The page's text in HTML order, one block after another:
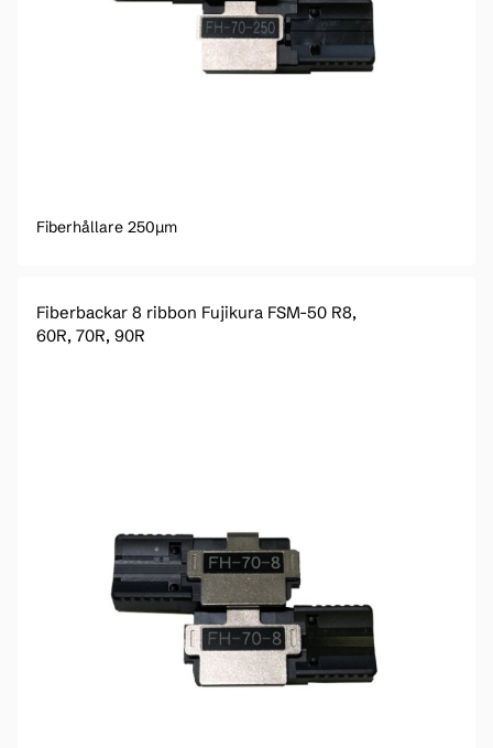
Fiberhållare 250µm
Fiberbackar 8 ribbon Fujikura FSM-50 R8,
60R, 70R, 90R